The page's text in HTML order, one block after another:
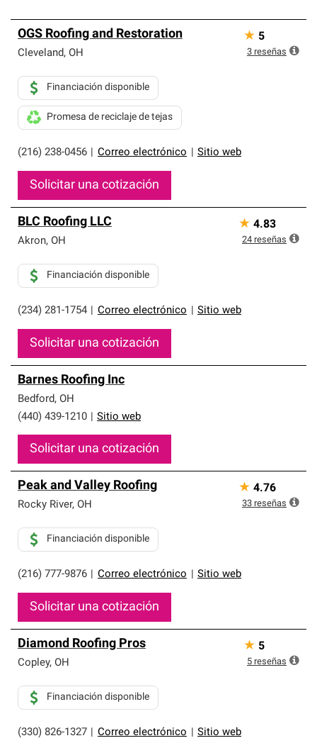
OGS Roofing and Restoration
Cleveland, OH
(216) 238-0456 Correo electrónico Sitio web
Financiación disponible
Promesa de reciclaje de tejas
Solicitar una cotización
★ 5
3 reseñas
BLC Roofing LLC
Akron, OH
(234) 281-1754 Correo electrónico Sitio web
Financiación disponible
Solicitar una cotización
★ 4.83
24 reseñas
Barnes Roofing Inc
Bedford, OH
(440) 439-1210
Sitio web
Solicitar una cotización
Peak and Valley Roofing
Rocky River, OH
(216) 777-9876 Correo electrónico Sitio web
Financiación disponible
Solicitar una cotización
★ 4.76
33 reseñas
Diamond Roofing Pros
Copley, OH
(330) 826-1327 Correo electrónico Sitio web
Financiación disponible
★ 5
5 reseñas